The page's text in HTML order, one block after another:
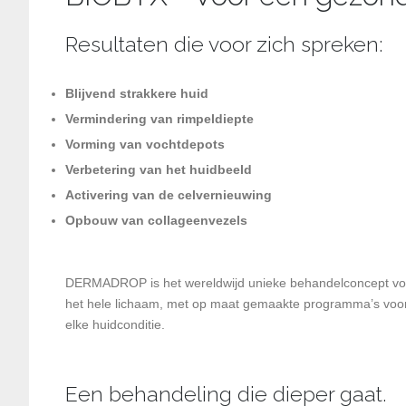
Resultaten die voor zich spreken:
Blijvend strakkere huid
Vermindering van rimpeldiepte
Vorming van vochtdepots
Verbetering van het huidbeeld
Activering van de celvernieuwing
Opbouw van collageenvezels
DERMADROP is het wereldwijd unieke behandelconcept
het hele lichaam, met op maat gemaakte programma’s
elke huidconditie.
Een behandeling die dieper gaat.